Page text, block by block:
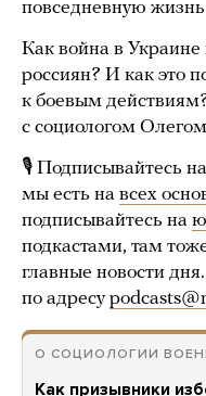
повседневную
Как война в
россиян? И как это
к боевым
с социологом
🎙 Подписывайтесь
мы есть на всех
подписывайтесь на
подкастами, там
главные новости
по адресу
О СОЦИОЛОГИИ
Как призывники